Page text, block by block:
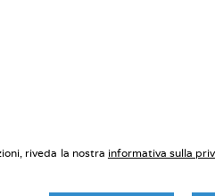
riveda la nostra informativa sulla